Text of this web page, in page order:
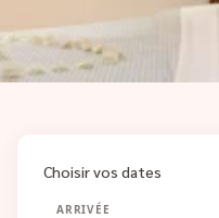
Choisir vos dates
ARRIVÉE